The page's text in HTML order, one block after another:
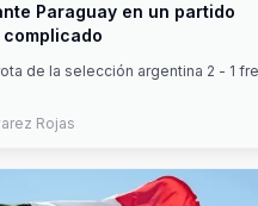
Paraguay en un partido
de la selección argentina 2 - 1
Rojas